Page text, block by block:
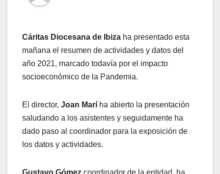
Cáritas Diocesana de Ibiza ha presentado esta
mañana el resumen de actividades y datos del
año 2021, marcado todavía por el impacto
socioeconómico de la Pandemia.
El director, Joan Marí ha abierto la presentación
saludando a los asistentes y seguidamente ha
dado paso al coordinador para la exposición de
los datos y actividades.